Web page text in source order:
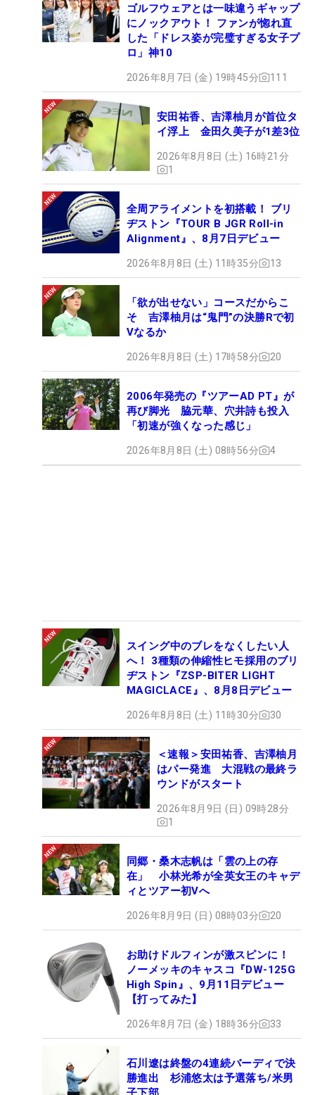
ゴルフウェアとは一味違うギャップ
にノックアウト！ ファンが惚れ直
した「ドレス姿が完璧すぎる女子プ
ロ」神10
2026年8月7日 (金) 19時45分 111
安田祐香、吉澤柚月が首位タ
イ浮上 金田久美子が1差3位
2026年8月8日 (土) 16時21分
1
全周アライメントを初搭載！ ブリ
ヂストン『TOUR B JGR Roll-in
Alignment』、8月7日デビュー
2026年8月8日 (土) 11時35分 13
「欲が出せない」コースだからこ
そ 吉澤柚月は“鬼門”の決勝Rで初
Vなるか
2026年8月8日 (土) 17時58分 20
2006年発売の『ツアーAD PT』が
再び脚光 脇元華、穴井詩も投入
「初速が強くなった感じ」
2026年8月8日 (土) 08時56分 4
スイング中のブレをなくしたい人
へ！ 3種類の伸縮性ヒモ採用のブリ
ヂストン『ZSP-BITER LIGHT
MAGICLACE』、8月8日デビュー
2026年8月8日 (土) 11時30分 30
＜速報＞安田祐香、吉澤柚月
はパー発進 大混戦の最終ラ
ウンドがスタート
2026年8月9日 (日) 09時28分
1
同郷・桑木志帆は「雲の上の存
在」 小林光希が全英女王のキャデ
ィとツアー初Vへ
2026年8月9日 (日) 08時03分 20
お助けドルフィンが激スピンに！
ノーメッキのキャスコ『DW-125G
High Spin』、9月11日デビュー
【打ってみた】
2026年8月7日 (金) 18時36分 33
石川遼は終盤の4連続バーディで決
勝進出 杉浦悠太は予選落ち/米男